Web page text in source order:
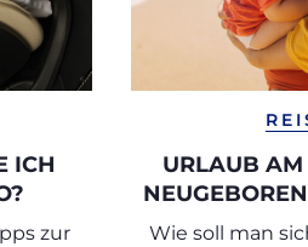
ICH
zur
URLAUB
EINEN
Wie soll man